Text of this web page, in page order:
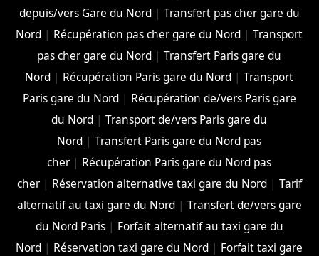
depuis/vers Gare du Nord| Transfert pas cher gare du
Nord | Récupération pas cher gare du Nord |Transport
pas cher gare du Nord |Transfert Paris gare du
Nord | Récupération Paris gare du Nord |Transport
Paris gare du Nord| Récupération de/vers Paris gare
du Nord |Transport de/vers Paris gare du
Nord |Transfert Paris gare du Nord pas
cher | Récupération Paris gare du Nord pas
cher| Réservation alternative taxi gare du Nord| Tarif
alternatif au taxi gare du Nord| Transfert de/vers gare
du Nord Paris| Forfait alternatif au taxi gare du
Nord | Réservation taxi gare du Nord | Forfait taxi gare